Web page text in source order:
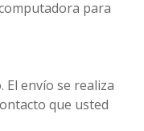
para
El envío se realiza
que usted